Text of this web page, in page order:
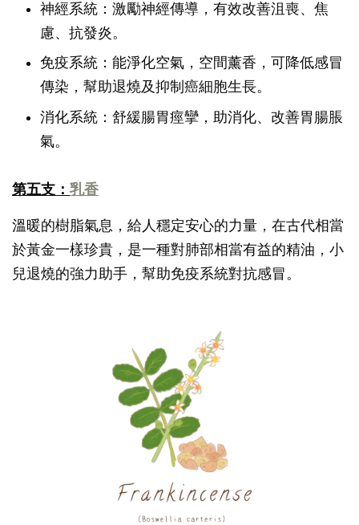
神經系統：激勵神經傳導，有效改善沮喪、焦
慮、抗發炎。
免疫系統：能淨化空氣，空間薰香，可降低感冒
傳染，幫助退燒及抑制癌細胞生長。
消化系統：舒緩腸胃痙攣，助消化、改善胃腸脹
氣。
第五支： 乳香
溫暖的樹脂氣息，給人穩定安心的力量，在古代相當
於黃金一樣珍貴，是一種對肺部相當有益的精油，小
兒退燒的強力助手，幫助免疫系統對抗感冒。